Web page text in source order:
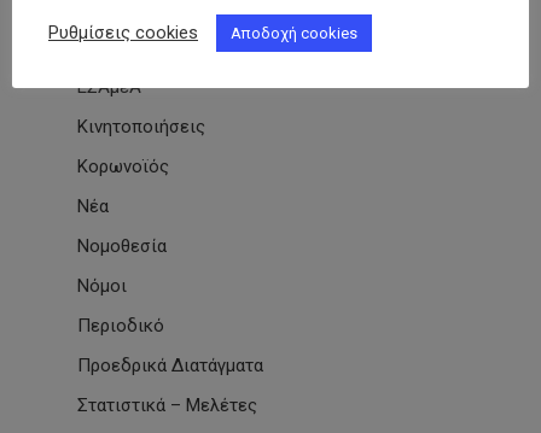
Επιστημονικά Άρθρα
ΕΣΑμεΑ
Κινητοποιήσεις
Κορωνοϊός
Νέα
Νομοθεσία
Νόμοι
Περιοδικό
Προεδρικά Διατάγματα
Στατιστικά – Μελέτες
Ρυθμίσεις cookies Αποδοχή cookies